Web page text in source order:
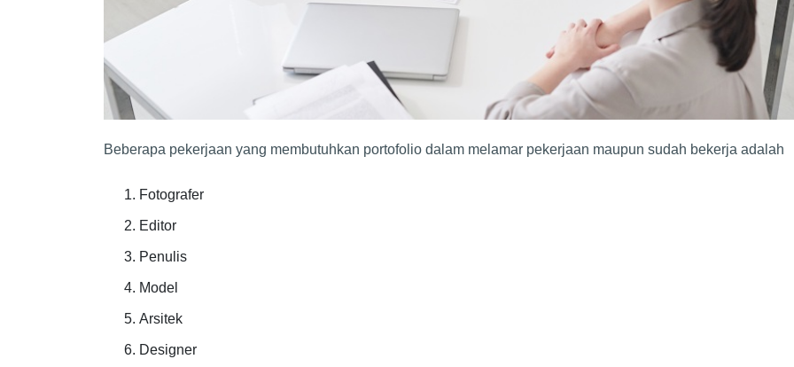
Beberapa pekerjaan yang membutuhkan portofolio dalam melamar pekerjaan maupun sudah bekerja adalah
Fotografer
Editor
Penulis
Model
Arsitek
Designer